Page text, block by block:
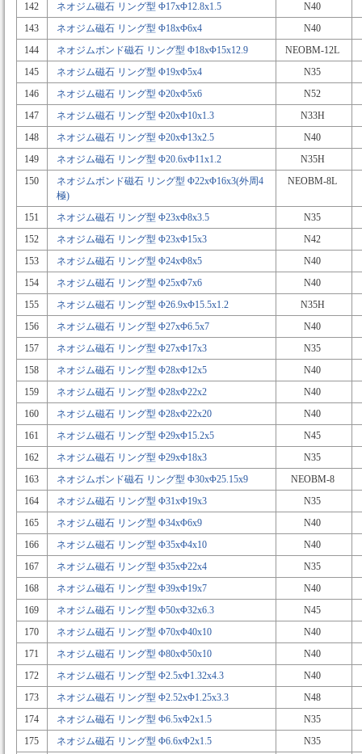
142
ネオジム磁石 リング型 Φ17xΦ12.8x1.5
N40
143
ネオジム磁石 リング型 Φ18xΦ6x4
N40
144
ネオジムボンド磁石 リング型 Φ18xΦ15x12.9
NEOBM-12L
145
ネオジム磁石 リング型 Φ19xΦ5x4
N35
146
ネオジム磁石 リング型 Φ20xΦ5x6
N52
147
ネオジム磁石 リング型 Φ20xΦ10x1.3
N33H
148
ネオジム磁石 リング型 Φ20xΦ13x2.5
N40
149
ネオジム磁石 リング型 Φ20.6xΦ11x1.2
N35H
150
ネオジムボンド磁石 リング型 Φ22xΦ16x3(外周4
極)
NEOBM-8L
151 ネオジム磁石 リング型 Φ23xΦ8x3.5
N35
152
ネオジム磁石 リング型 Φ23xΦ15x3
N42
153
ネオジム磁石 リング型 Φ24xΦ8x5
N40
154
ネオジム磁石 リング型 Φ25xΦ7x6
N40
155
ネオジム磁石 リング型 Φ26.9xΦ15.5x1.2
N35H
156
ネオジム磁石 リング型 Φ27xΦ6.5x7
N40
157
ネオジム磁石 リング型 Φ27xΦ17x3
N35
158
ネオジム磁石 リング型 Φ28xΦ12x5
N40
159
ネオジム磁石 リング型 Φ28xΦ22x2
N40
160
ネオジム磁石 リング型 Φ28xΦ22x20
N40
161
ネオジム磁石 リング型 Φ29xΦ15.2x5
N45
162
ネオジム磁石 リング型 Φ29xΦ18x3
N35
163
ネオジムボンド磁石 リング型 Φ30xΦ25.15x9
NEOBM-8
164
ネオジム磁石 リング型 Φ31xΦ19x3
N35
165
ネオジム磁石 リング型 Φ34xΦ6x9
N40
166
ネオジム磁石 リング型 Φ35xΦ4x10
N40
167
ネオジム磁石 リング型 Φ35xΦ22x4
N35
168
ネオジム磁石 リング型 Φ39xΦ19x7
N40
169
ネオジム磁石 リング型 Φ50xΦ32x6.3
N45
170
ネオジム磁石 リング型 Φ70xΦ40x10
N40
171
ネオジム磁石 リング型 Φ80xΦ50x10
N40
172
ネオジム磁石 リング型 Φ2.5xΦ1.32x4.3
N40
173
ネオジム磁石 リング型 Φ2.52xΦ1.25x3.3
N48
174
ネオジム磁石 リング型 Φ6.5xΦ2x1.5
N35
175
ネオジム磁石 リング型 Φ6.6xΦ2x1.5 N35